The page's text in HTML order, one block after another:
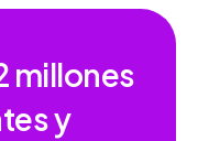
millones
y